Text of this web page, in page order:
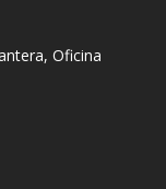
Oficina